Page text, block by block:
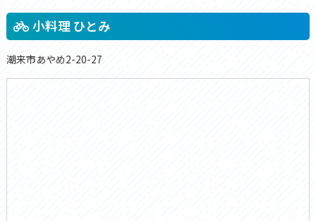
小料理 ひとみ
潮来市あやめ2-20-27